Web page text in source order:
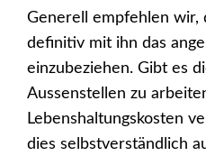
Generell empfehlen wir,
definitiv mit ihn das
einzubeziehen. Gibt es
Aussenstellen zu
Lebenshaltungskosten
dies selbstverständlich